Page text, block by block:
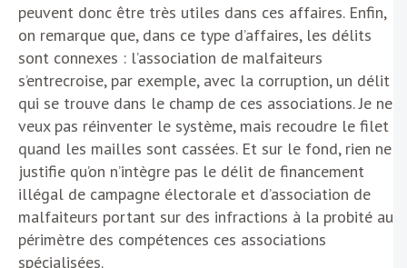
peuvent donc être très utiles dans ces affaires. Enfin,
on remarque que, dans ce type d’affaires, les délits
sont connexes : l’association de malfaiteurs
s’entrecroise, par exemple, avec la corruption, un délit
qui se trouve dans le champ de ces associations. Je ne
veux pas réinventer le système, mais recoudre le filet
quand les mailles sont cassées. Et sur le fond, rien ne
justifie qu’on n’intègre pas le délit de financement
illégal de campagne électorale et d’association de
malfaiteurs portant sur des infractions à la probité au
périmètre des compétences ces associations
spécialisées.